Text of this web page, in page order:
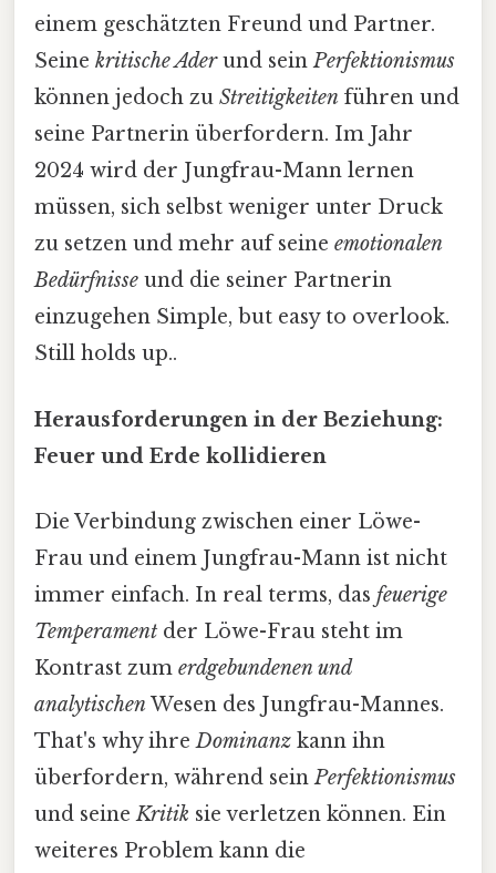
einem geschätzten Freund und Partner.
Seine kritische Aderund seinPerfektionismus
können jedoch zu Streitigkeiten führen und
seine Partnerin überfordern. Im Jahr
2024 wird der Jungfrau-Mann lernen
müssen, sich selbst weniger unter Druck
zu setzen und mehr auf seine emotionalen
Bedürfnisse und die seiner Partnerin
einzugehen Simple, but easy to overlook.
Still holds up..
Herausforderungen in der Beziehung:
Feuer und Erde kollidieren
Die Verbindung zwischen einer Löwe-
Frau und einem Jungfrau-Mann ist nicht
immer einfach. In real terms, das feuerige
Temperament der Löwe-Frau steht im
Kontrast zum erdgebundenen und
analytischenWesen des Jungfrau-Mannes.
That's why ihreDominanz kann ihn
überfordern, während seinPerfektionismus
und seineKritik sie verletzen können. Ein
weiteres Problem kann die